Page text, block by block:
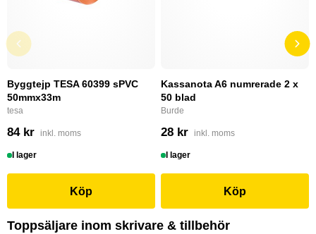
Byggtejp TESA 60399 sPVC
50mmx33m
tesa
84 kr inkl. moms
I lager
Köp
Kassanota A6 numrerade 2 x
50 blad
Burde
28 kr inkl. moms
I lager
Köp
Toppsäljare inom skrivare & tillbehör